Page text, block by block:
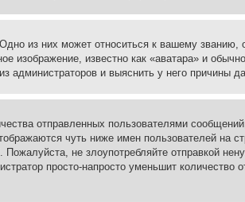
из них может относиться к вашему
известно как «аватара» и
и выяснить у него причины
отправленных пользователями
чуть ниже имен пользователей на
не злоупотребляйте отправкой
просто-напросто уменьшит